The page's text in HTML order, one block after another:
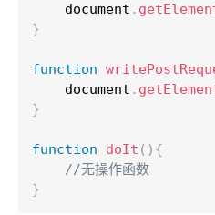
    document
.
}
function
    document
.
}
function doIt ( ) {
//无操作函数
}